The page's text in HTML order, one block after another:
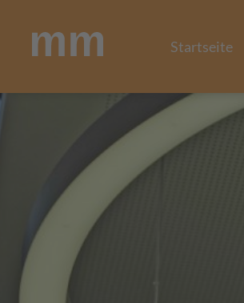
Startseite